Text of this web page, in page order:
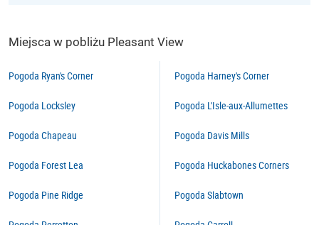
Miejsca w pobliżu Pleasant View
Pogoda Ryan's Corner
Pogoda Locksley
Pogoda Chapeau
Pogoda Forest Lea
Pogoda Pine Ridge
Pogoda Harney's Corner
Pogoda L'Isle-aux-Allumettes
Pogoda Davis Mills
Pogoda Huckabones Corners
Pogoda Slabtown